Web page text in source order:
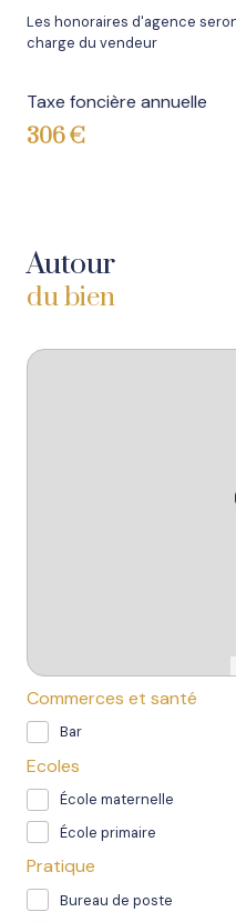
Les honoraires d'agence
charge du vendeur
Taxe foncière annuelle
306 €
Autour
du bien
Commerces et santé
Bar
Ecoles
École maternelle
École primaire
Pratique
Bureau de poste